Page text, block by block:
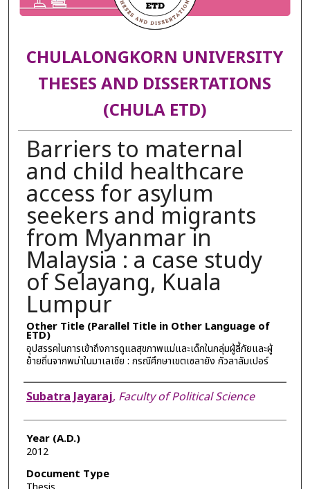
CHULALONGKORN UNIVERSITY
THESES AND DISSERTATIONS
(CHULA ETD)
Barriers to maternal
and child healthcare
access for asylum
seekers and migrants
from Myanmar in
Malaysia : a case study
of Selayang, Kuala
Lumpur
Other Title (Parallel Title in Other Language of
ETD)
อุปสรรคในการเข้าถึงการดูแลสุขภาพแม่และเด็กในกลุ่มผู้ลี้ภัยและผู้
ย้ายถิ่นจากพม่าในมาเลเซีย : กรณีศึกษาเขตเซลายัง กัวลาลัมเปอร์
Author
Subatra Jayaraj, Faculty of Political Science
Year (A.D.)
2012
Document Type